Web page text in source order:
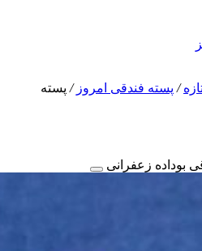
/ پسته فندقی امروز / پسته
بوداده زعفرانی